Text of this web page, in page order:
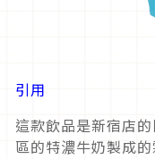
引用
這款飲品是新宿店
區的特濃牛奶製成